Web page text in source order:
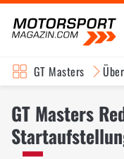
GT Masters
GT Masters